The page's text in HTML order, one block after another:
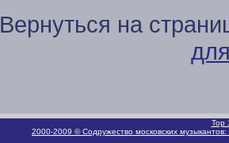
Вернуться на
Top
2000-2009 © Содружество московских